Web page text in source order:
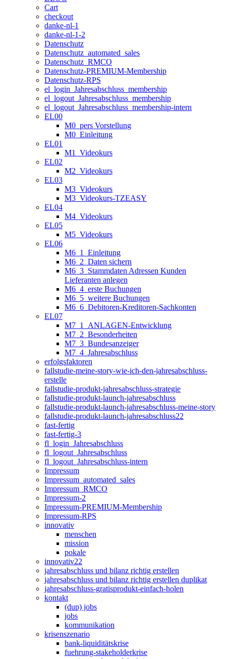
Cart
checkout
danke-nl-1
danke-nl-1-2
Datenschutz
Datenschutz_automated_sales
Datenschutz_RMCO
Datenschutz-PREMIUM-Membership
Datenschutz-RPS
el_login_Jahresabschluss_membership
el_logout_Jahresabschluss_membership
el_logout_Jahresabschluss_membership-intern
EL00
M0_pers Vorstellung
M0_Einleitung
EL01
M1_Videokurs
EL02
M2_Videokurs
EL03
M3_Videokurs
M3_Videokurs-TZEASY
EL04
M4_Videokurs
EL05
M5_Videokurs
EL06
M6_1_Einleitung
M6_2_Daten sichern
M6_3_Stammdaten Adressen Kunden
Lieferanten anlegen
M6_4_erste Buchungen
M6_5_weitere Buchungen
M6_6_Debitoren-Kreditoren-Sachkonten
EL07
M7_1_ANLAGEN-Entwicklung
M7_2_Besonderheiten
M7_3_Bundesanzeiger
M7_4_Jahresabschluss
erfolgsfaktoren
fallstudie-meine-story-wie-ich-den-jahresabschluss-
erstelle
fallstudie-produkt-jahresabschluss-strategie
fallstudie-produkt-launch-jahresabschluss
fallstudie-produkt-launch-jahresabschluss-meine-story
fallstudie-produkt-launch-jahresabschluss22
fast-fertig
fast-fertig-3
fl_login_Jahresabschluss
fl_logout_Jahresabschluss
fl_logout_Jahresabschluss-intern
Impressum
Impressum_automated_sales
Impressum_RMCO
Impressum-2
Impressum-PREMIUM-Membership
Impressum-RPS
innovativ
menschen
mission
pokale
innovativ22
jahresabschluss und bilanz richtig erstellen
jahresabschluss und bilanz richtig erstellen duplikat
jahresabschluss-gratisprodukt-einfach-holen
kontakt
(dup) jobs
jobs
kommunikation
krisenszenario
bank-liquiditätskrise
fuehrung-stakeholderkrise